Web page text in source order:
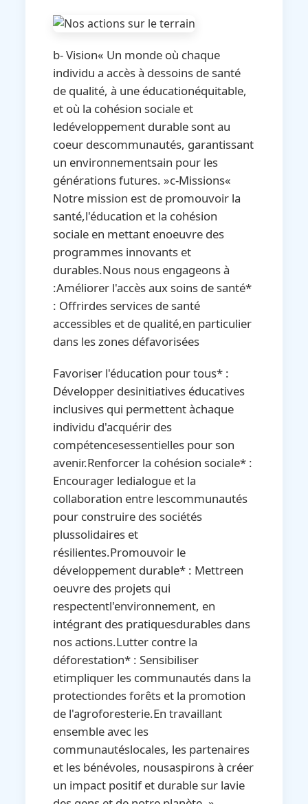
b- Vision« Un monde où chaque
individu a accès à dessoins de santé
de qualité, à une éducationéquitable,
et où la cohésion sociale et
ledéveloppement durable sont au
coeur descommunautés, garantissant
un environnementsain pour les
générations futures. »c-Missions«
Notre mission est de promouvoir la
santé,l'éducation et la cohésion
sociale en mettant enoeuvre des
programmes innovants et
durables.Nous nous engageons à
:Améliorer l'accès aux soins de santé*
: Offrirdes services de santé
accessibles et de qualité,en particulier
dans les zones défavorisées
Favoriser l'éducation pour tous* :
Développer desinitiatives éducatives
inclusives qui permettent àchaque
individu d'acquérir des
compétencesessentielles pour son
avenir.Renforcer la cohésion sociale* :
Encourager ledialogue et la
collaboration entre lescommunautés
pour construire des sociétés
plussolidaires et
résilientes.Promouvoir le
développement durable* : Mettreen
oeuvre des projets qui
respectentl'environnement, en
intégrant des pratiquesdurables dans
nos actions.Lutter contre la
déforestation* : Sensibiliser
etimpliquer les communautés dans la
protectiondes forêts et la promotion
de l'agroforesterie.En travaillant
ensemble avec les
communautéslocales, les partenaires
et les bénévoles, nousaspirons à créer
un impact positif et durable sur lavie